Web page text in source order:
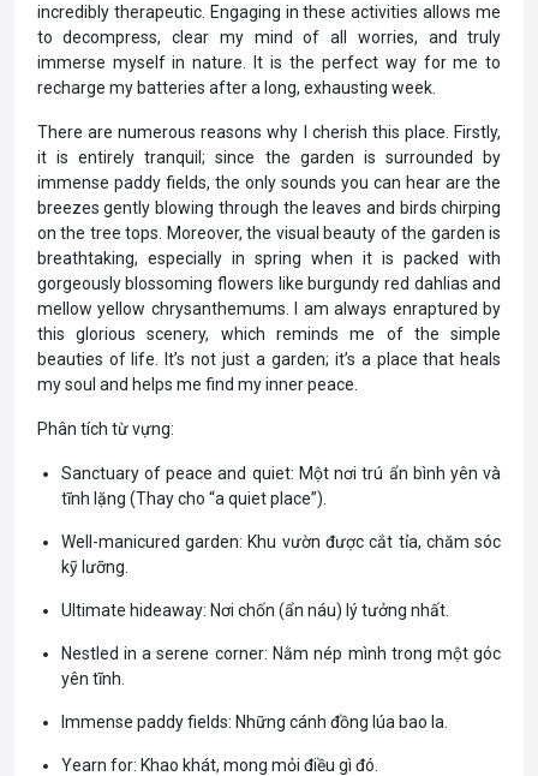
incredibly therapeutic. Engaging in these activities allows me
to decompress, clear my mind of all worries, and truly
immerse myself in nature. It is the perfect way for me to
recharge my batteries after a long, exhausting week.
There are numerous reasons why I cherish this place. Firstly,
it is entirely tranquil; since the garden is surrounded by
immense paddy fields, the only sounds you can hear are the
breezes gently blowing through the leaves and birds chirping
on the tree tops. Moreover, the visual beauty of the garden is
breathtaking, especially in spring when it is packed with
gorgeously blossoming flowers like burgundy red dahlias and
mellow yellow chrysanthemums. I am always enraptured by
this glorious scenery, which reminds me of the simple
beauties of life. It’s not just a garden; it’s a place that heals
my soul and helps me find my inner peace.
Phân tích từ vựng:
Sanctuary of peace and quiet: Một nơi trú ẩn bình yên và
tĩnh lặng (Thay cho “a quiet place”).
Well-manicured garden: Khu vườn được cắt tỉa, chăm sóc
kỹ lưỡng.
Ultimate hideaway: Nơi chốn (ẩn náu) lý tưởng nhất.
Nestled in a serene corner: Nằm nép mình trong một góc
yên tĩnh.
Immense paddy fields: Những cánh đồng lúa bao la.
Yearn for: Khao khát, mong mỏi điều gì đó.